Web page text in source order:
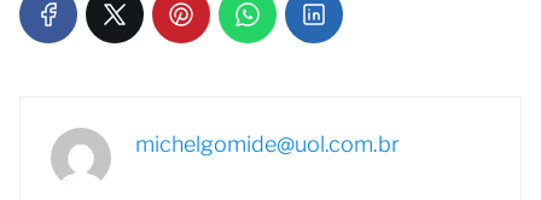
michelgomide@uol.com.br